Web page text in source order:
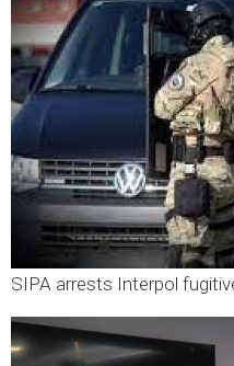
SIPA arrests Interpol